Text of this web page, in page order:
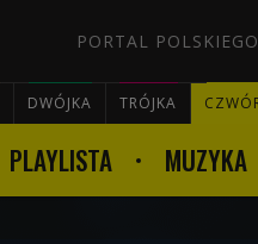
PORTAL
DWÓJKA TRÓJKA
PLAYLISTA MUZYKA